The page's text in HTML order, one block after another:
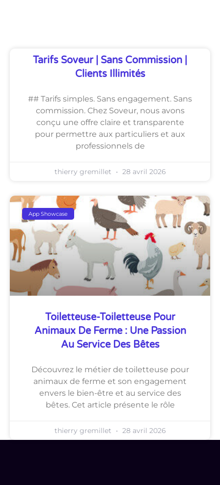
Tarifs Soveur | Sans Commission |
Clients Illimités
## Tarifs simples. Sans engagement. Sans
commission. Chez Soveur, nous avons
conçu une offre claire et transparente
pour permettre aux particuliers et aux
professionnels de
thierry gremillet 28 avril 2026
App Showcase
Toiletteuse-Toiletteuse Pour
Animaux De Ferme : Une Passion
Au Service Des Bêtes
Découvrez le métier de toiletteuse pour
animaux de ferme et son engagement
envers le bien-être et au service des
bêtes. Cet article présente le rôle
thierry gremillet 28 avril 2026